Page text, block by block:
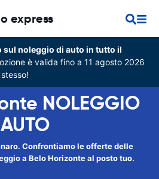
express
sul noleggio di auto in tutto il
è valida fino a 11 agosto 2026
NOLEGGIO
AUTO
Confrontiamo le offerte delle
a Belo Horizonte al posto tuo.